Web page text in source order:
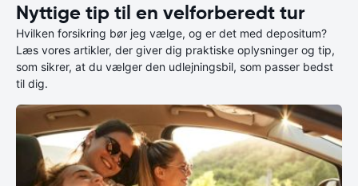
Nyttige tip til en velforberedt tur
Hvilken forsikring bør jeg vælge, og er det med depositum?
Læs vores artikler, der giver dig praktiske oplysninger og tip,
som sikrer, at du vælger den udlejningsbil, som passer bedst
til dig.